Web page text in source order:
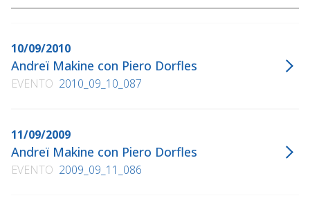
10/09/2010
Andreï Makine con Piero Dorfles
EVENTO 2010_09_10_087
11/09/2009
Andreï Makine con Piero Dorfles
EVENTO 2009_09_11_086